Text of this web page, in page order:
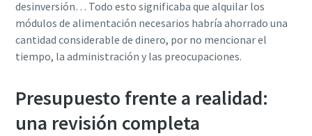
desinversión… Todo esto significaba que alquilar los
módulos de alimentación necesarios habría ahorrado una
cantidad considerable de dinero, por no mencionar el
tiempo, la administración y las preocupaciones.
Presupuesto frente a realidad:
una revisión completa